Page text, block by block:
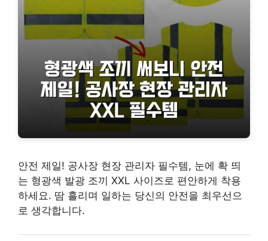
안전 제일! 공사장 현장 관리자 필수템, 눈에 확 띄
는 형광색 발광 조끼 XXL 사이즈로 편안하게 착용
하세요. 땀 흘리며 일하는 당신의 안전을 최우선으
로 생각합니다.